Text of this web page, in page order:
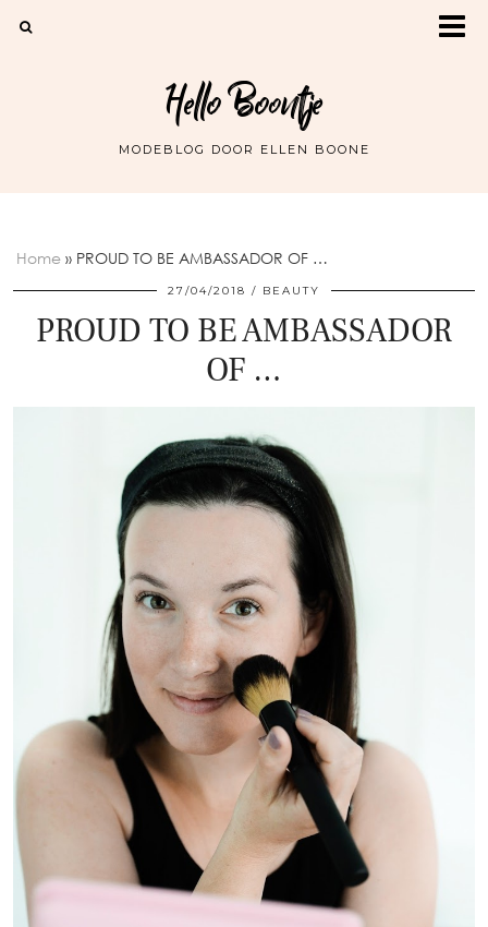
Hello Boontje
MODEBLOG DOOR ELLEN BOONE
Home » PROUD TO BE AMBASSADOR OF …
27/04/2018 BEAUTY
PROUD TO BE AMBASSADOR
OF …